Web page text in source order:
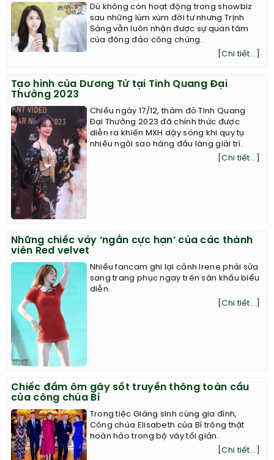
Dù không còn hoạt động trong showbiz
sau những lùm xùm đời tư nhưng Trịnh
Sảng vẫn luôn nhận được sự quan tâm
của đông đảo công chúng.
[Chi tiết...]
Tạo hình của Dương Tử tại Tinh Quang Đại
Thưởng 2023
Chiều ngày 17/12, thảm đỏ Tinh Quang
Đại Thưởng 2023 đã chính thức được
diễn ra khiến MXH dậy sóng khi quy tụ
nhiều ngôi sao hàng đầu làng giải trí.
[Chi tiết...]
Những chiếc váy ‘ngắn cực hạn’ của các thành
viên Red velvet
Nhiều fancam ghi lại cảnh Irene phải sửa
sang trang phục ngay trên sân khấu biểu
diễn.
[Chi tiết...]
Chiếc đầm ôm gây sốt truyền thông toàn cầu
của công chúa Bỉ
Trong tiệc Giáng sinh cùng gia đình,
Công chúa Elisabeth của Bỉ trông thật
hoàn hảo trong bộ váy tối giản.
[Chi tiết...]